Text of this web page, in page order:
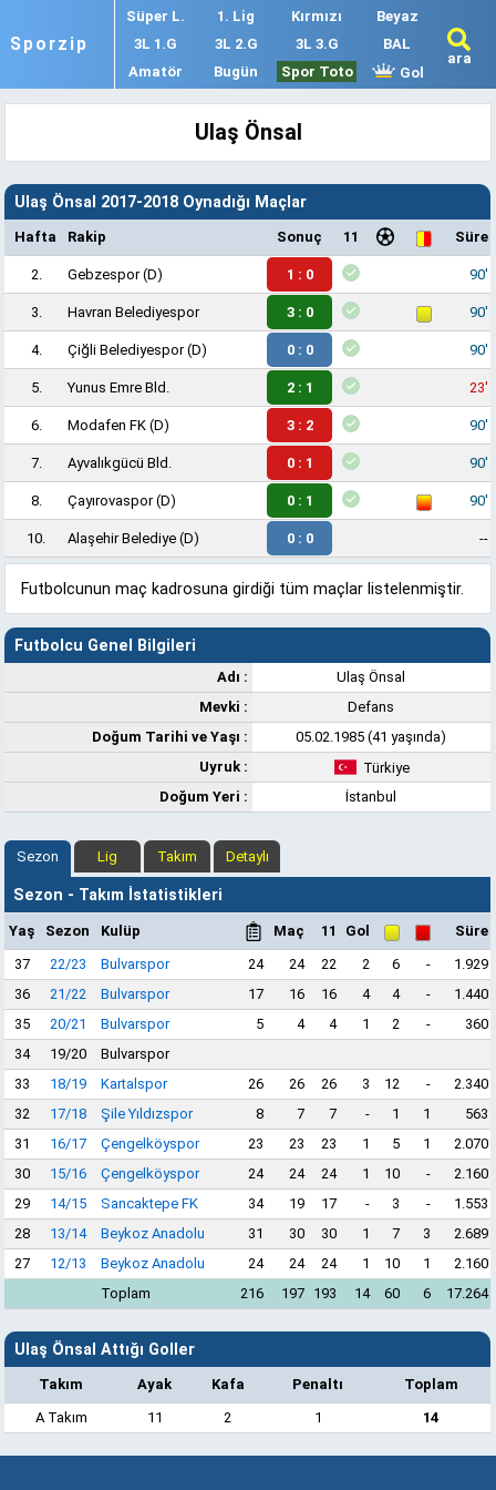
Sporzip
Süper L. 1. Lig Kırmızı
Beyaz
3L 1.G
3L 2.G 3L 3.G
BAL
Amatör
Bugün Spor Toto Gol
ara
Ulaş Önsal
Ulaş Önsal 2017-2018 Oynadığı Maçlar
Hafta Rakip Sonuç 11 Süre
2. Gebzespor(D) 1 : 0 90'
3. Havran Belediyespor 3 : 0 90'
4. Çiğli Belediyespor(D) 0 : 0 90'
5. Yunus Emre Bld. 2 : 1 23'
6. Modafen FK (D) 3 : 2 90'
7. Ayvalıkgücü Bld. 0 : 1 90'
8. Çayırovaspor(D) 0 : 1 90'
10. Alaşehir Belediye (D) 0 : 0 --
Futbolcunun maç kadrosuna girdiği tüm maçlar listelenmiştir.
Futbolcu Genel Bilgileri
Adı :
Ulaş Önsal
Mevki :
Defans
Doğum Tarihi ve Yaşı :
05.02.1985 (41 yaşında)
Uyruk :
Türkiye
Doğum Yeri :
İstanbul
Sezon Lig Takım Detaylı
Sezon - Takım İstatistikleri
Yaş Sezon Kulüp Maç 11 Gol
Süre
37
22/23 Bulvarspor 24 24 22 2 6 -
1.929
36
21/22 Bulvarspor 17 16 16 4 4 -
1.440
35
20/21 Bulvarspor 5 4 4 1 2 -
360
34
19/20
Bulvarspor
33
18/19 Kartalspor 26 26 26 3 12 -
2.340
32
17/18 Şile Yıldızspor 8 7 7 - 1 1
563
31
16/17 Çengelköyspor 23 23 23 1 5 1
2.070
30
15/16 Çengelköyspor 24 24 24 1 10 -
2.160
29
14/15 Sancaktepe FK 34 19 17 - 3 -
1.553
28
13/14 Beykoz Anadolu 31 30 30 1 7 3
2.689
27
12/13 Beykoz Anadolu 24 24 24 1 10 1
2.160
Toplam
216 197 193 14 60 6 17.264
Ulaş Önsal Attığı Goller
Takım Ayak Kafa Penaltı
Toplam
A Takım
11 2 1 14